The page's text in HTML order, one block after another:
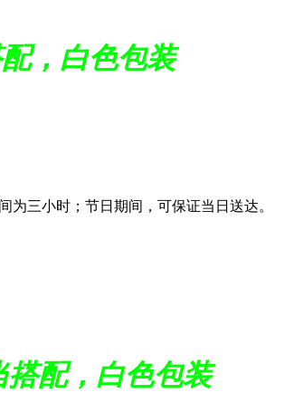
，白色包装
三小时；节日期间，可保证当日送达。
配，白色包装